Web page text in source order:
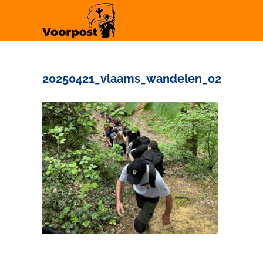
20250421_vlaams_wandelen_02